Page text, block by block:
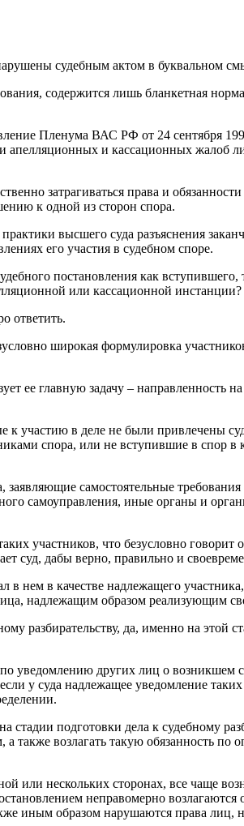
судебным актом в буквальном
содержится лишь бланкетная
Пленума ВАС РФ от 24 сентября
апелляционных и кассационных
затрагиваться права и
к одной из сторон спора.
высшего суда разъяснения
его участия в судебном споре.
постановления как
или кассационной инстанции?
ответить.
широкая формулировка
ее главную задачу –
участию в деле не были привлечены
спора, или не вступившие в спор в
самостоятельные
самоуправления, иные органы и
участников, что безусловно
суд, дабы верно, правильно и
в нем в качестве надлежащего
надлежащим образом реализующим
разбирательству, да, именно на этой
уведомлению других лиц о возникшем
у суда надлежащее уведомление
подготовки дела к судебному
возлагать такую обязанность по
или нескольких сторонах, все чаще
неправомерно
иным образом нарушаются права лиц,